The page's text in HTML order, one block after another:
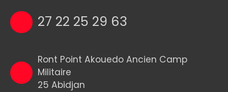
27 22 25 29 63
Ront Point Akouedo Ancien Camp
Militaire
25 Abidjan